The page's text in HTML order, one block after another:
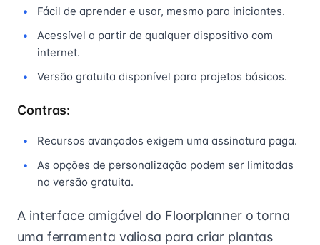
Fácil de aprender e usar, mesmo para iniciantes.
Acessível a partir de qualquer dispositivo com
internet.
Versão gratuita disponível para projetos básicos.
Contras:
Recursos avançados exigem uma assinatura paga.
As opções de personalização podem ser limitadas
na versão gratuita.
A interface amigável do Floorplanner o torna
uma ferramenta valiosa para criar plantas